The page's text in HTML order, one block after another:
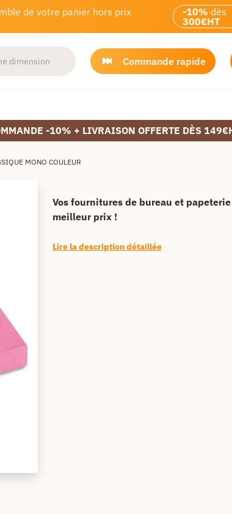
de votre panier hors prix
-10% dès
300€HT
Commande rapide
-10% + LIVRAISON OFFERTE DÈS
MONO COULEUR
Vos fournitures de bureau et papeterie
meilleur prix !
Lire la description détaillée